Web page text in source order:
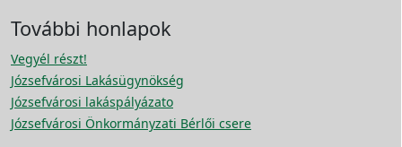
További honlapok
Vegyél részt!
Józsefvárosi Lakásügynökség
Józsefvárosi lakáspályázato
Józsefvárosi Önkormányzati Bérlői csere